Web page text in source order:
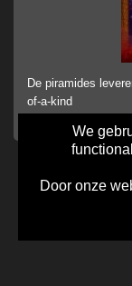
We
Door onze
De piramides
of-a-kind